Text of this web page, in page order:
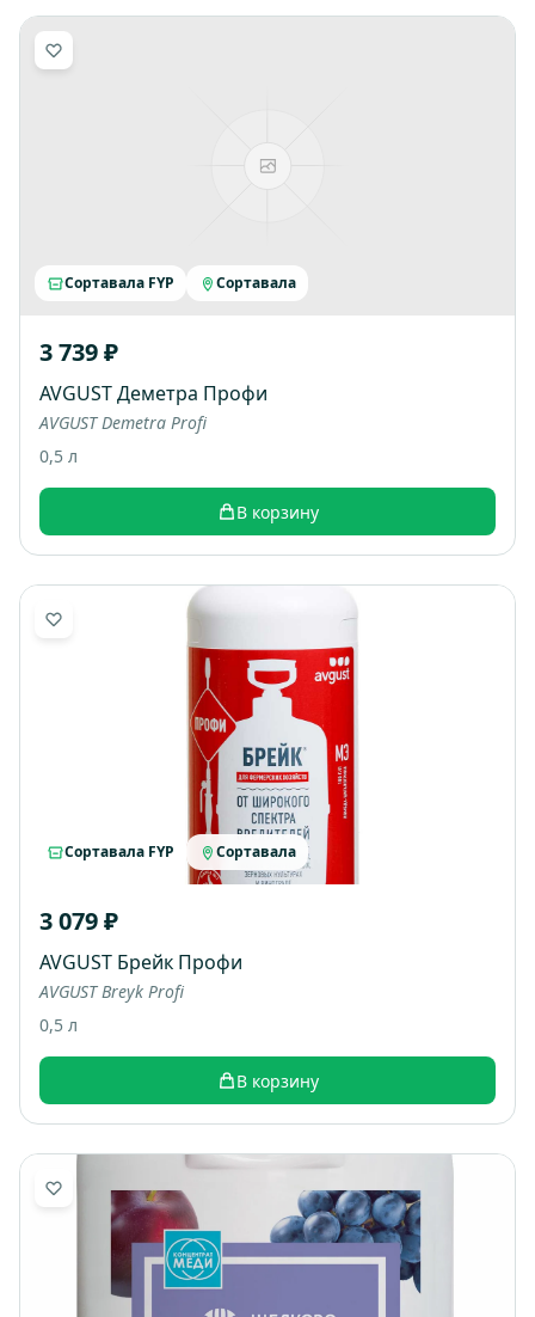
Сортавала FYP Сортавала
3 739 ₽
AVGUST Деметра Профи
AVGUST Demetra Profi
0,5 л
В корзину
Сортавала FYP Сортавала
3 079 ₽
AVGUST Брейк Профи
AVGUST Breyk Profi
0,5 л
В корзину